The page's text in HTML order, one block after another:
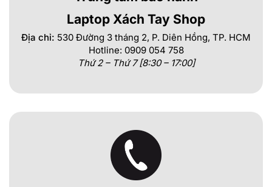
Laptop Xách Tay Shop
Địa chỉ: 530 Đường 3 tháng 2, P. Diên Hồng, TP. HCM
Hotline: 0909 054 758
Thứ 2 – Thứ 7 [8:30 – 17:00]